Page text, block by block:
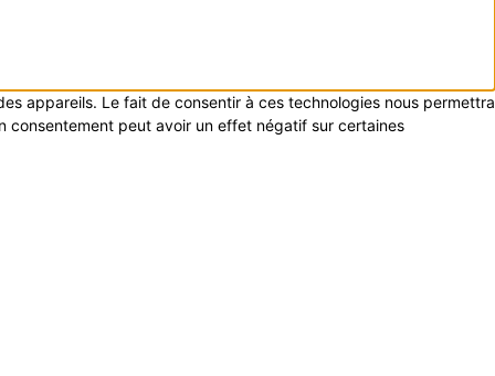
appareils. Le fait de consentir à ces technologies nous permettra
consentement peut avoir un effet négatif sur certaines